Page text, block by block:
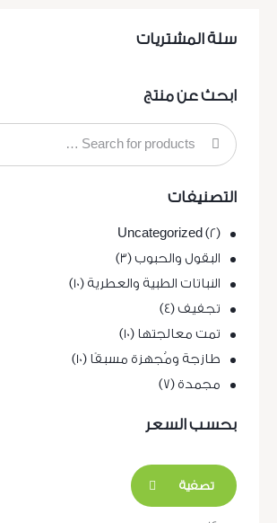
سلة المشتريات
ابحث عن منتج
التصنيفات
Uncategorized (2)
البقول والحبوب(3)
النباتات الطبية والعطرية(10)
تجفيف(4)
تمت معالجتها(10)
طازجة ومُجهزة مسبقًا(10)
مجمدة(7)
بحسب السعر
تصفية